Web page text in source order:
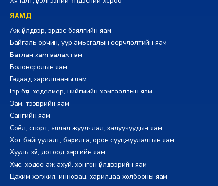
ЯАМД
Аж үйлдвэр, эрдэс баялгийн яам
Байгаль орчин, уур амьсгалын өөрчлөлтийн яам
Батлан хамгаалах яам
Боловсролын яам
Гадаад харилцааны яам
Гэр бүл, хөдөлмөр, нийгмийн хамгааллын яам
Зам, тээврийн яам
Сангийн яам
Соёл, спорт, аялал жуулчлал, залуучуудын яам
Хот байгуулалт, барилга, орон сууцжуулалтын яам
Хууль зүй, дотоод хэргийн яам
Хүнс, хөдөө аж ахуй, хөнгөн үйлдвэрийн яам
Цахим хөгжил, инновац, харилцаа холбооны яам